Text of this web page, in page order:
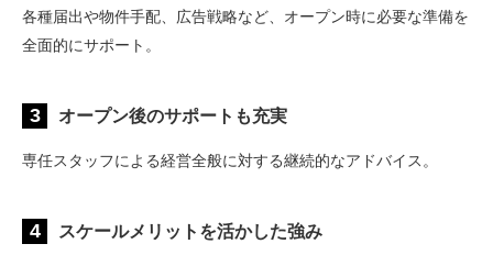
各種届出や物件手配、広告戦略など、オープン時に必要な準備を
全面的にサポート。
3 オープン後のサポートも充実
専任スタッフによる経営全般に対する継続的なアドバイス。
4 スケールメリットを活かした強み